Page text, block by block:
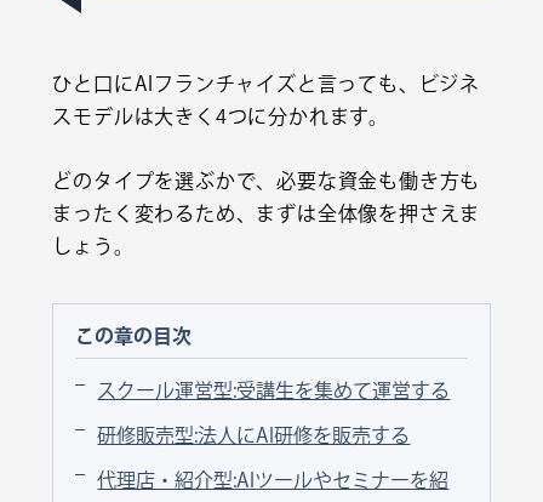
ひと口にAIフランチャイズと言っても、ビジネ
スモデルは大きく4つに分かれます。
どのタイプを選ぶかで、必要な資金も働き方も
まったく変わるため、まずは全体像を押さえま
しょう。
この章の目次
スクール運営型:受講生を集めて運営する
研修販売型:法人にAI研修を販売する
代理店・紹介型:AIツールやセミナーを紹